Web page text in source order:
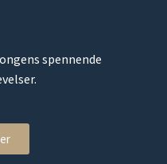
spennende